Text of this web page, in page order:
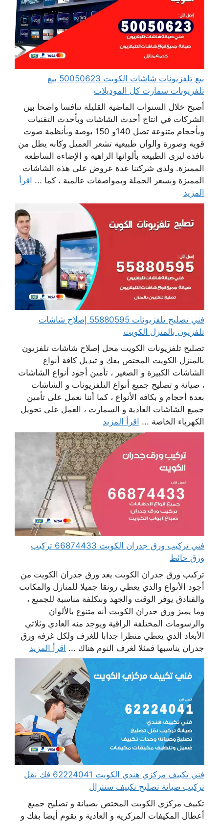
بيع تلفزيونات شاشات الكويت 50050623 بيع
تلفزيونات سمارت كل الموديلات
أصبح خلال السنوات الماضية القليلة تنافسا واضحا بين
الشركات في انتاج أحدث الشاشات وبأحدث التقنيات
وبأحجام متنوعة تصل 140و 150 بوصة وبأنظمة صوت
قوية وصورة والوان طبيعية تشعر العميل وكانه يطل من
نافذة ليرى الطبيعة بألوانها الزاهية و الإضاءة الساطعة
المميزة. ولدى شركتنا عدة عروض على هذه الشاشات
المميزة وبسعر الجملة وبمواصفات عالمية ، كما ... اقرأ
المزيد
فني تصليح تلفزيونات 55880595 إصلاح شاشات
تلفزيون بالمنزل الكويت
تصليح تلفزيونات الكويت محل إصلاح شاشات تلفزيون
بالمنزل الكويت المختص بفك و تبديل كافة أنواع
الشاشات الكبيرة و الصغير ، تأمين أجود أنواع الشاشات
، صيانة و تصليح جميع أنواع التلفزيونات و الشاشات
بعدة أحجام و بكافة الأنواع ، كما أننا نعمل على تأمين
جميع الشاشات العادية و السمارت ، العمل على تحويل
الكهرباء الخاصة ... اقرأ المزيد
فني تركيب ورق جدران الكويت 66874433 تركيب
ورق حائط
تركيب ورق جدران الكويت يعد ورق جدران الكويت من
أجود الأنواع والذي يعطي رونقا جميلا للمنازل والمكاتب
والفنادق يوفر الوقت والجهد وبتكلفة مناسبة للجميع ،
وما يميز ورق جدران الكويت أنه متنوع بالألوان
والرسومات المختلفة الراقية ويوجد منه العادي وثلاثي
الأبعاد الذي يعطي منظرا جذابا للغرف ولكل غرفة ورق
جدران يناسبها فمثلا لغرف النوم هناك ... اقرأ المزيد
فني تكييف مركزي هندي الكويت 62224041 فك نقل
تركيب صيانة تصليح تكييف سنترال
تكييف مركزي الكويت المختص بصيانة و تصليح جميع
أعطال المكيفات المركزية و العادية و يقوم أيضا بفك و